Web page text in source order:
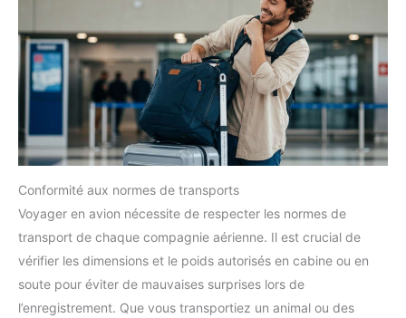
Conformité aux normes de transports
Voyager en avion nécessite de respecter les normes de
transport de chaque compagnie aérienne. Il est crucial de
vérifier les dimensions et le poids autorisés en cabine ou en
soute pour éviter de mauvaises surprises lors de
l’enregistrement. Que vous transportiez un animal ou des